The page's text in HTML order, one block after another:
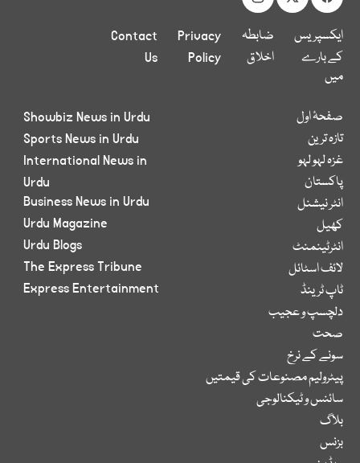
ایکسپریس
کے بارے
میں
ضابطہ
اخلاق
Privacy
Policy
Contact
Us
صفحۂ اول
تازہ ترین
غزہ لہو لہو
پاکستان
انٹر نیشنل
کھیل
انٹرٹینمنٹ
لائف اسٹائل
ٹاپ ٹرینڈ
دلچسپ و عجیب
صحت
سونے کے نرخ
پیٹرولیم مصنوعات کی قیمتیں
سائنس و ٹیکنالوجی
بلاگ
بزنس
Showbiz News in Urdu
Sports News in Urdu
International News in
Urdu
Business News in Urdu
Urdu Magazine
Urdu Blogs
The Express Tribune
Express Entertainment